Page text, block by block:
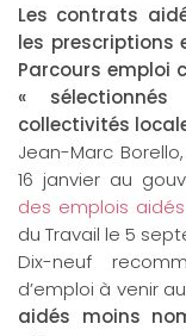
Les contrats
les prescriptions
Parcours emploi
«
collectivités
Jean-Marc
16 janvier au
des emplois aidés
du Travail le 5
Dix-neuf
d’emploi à venir
aidés moins